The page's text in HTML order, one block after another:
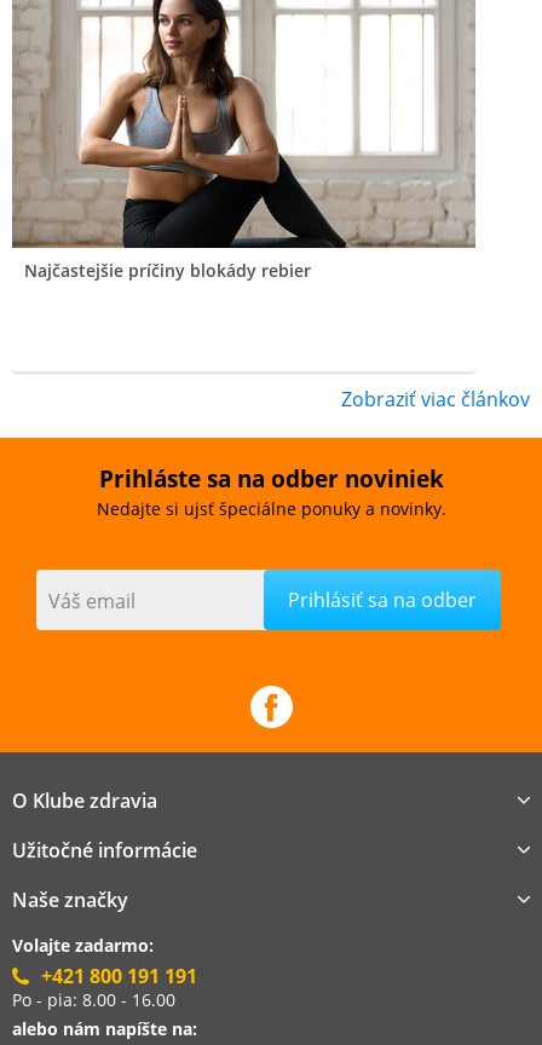
Najčastejšie príčiny blokády rebier
Zobraziť viac článkov
Prihláste sa na odber noviniek
Nedajte si ujsť špeciálne ponuky a novinky.
Váš email
O Klube zdravia
Užitočné informácie
Naše značky
Volajte zadarmo:
+421 800 191 191
Po - pia: 8.00 - 16.00
alebo nám napíšte na: